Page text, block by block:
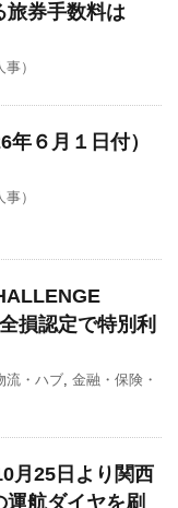
旅券手数料は
）
年６月１日付）
）
損認定で特別利
流・ハブ, 金融・保険・
月25日より関西
運航ダイヤを刷